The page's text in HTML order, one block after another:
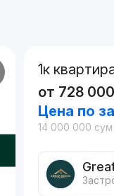
1к
от 728
Цена по
14 000 000 сум